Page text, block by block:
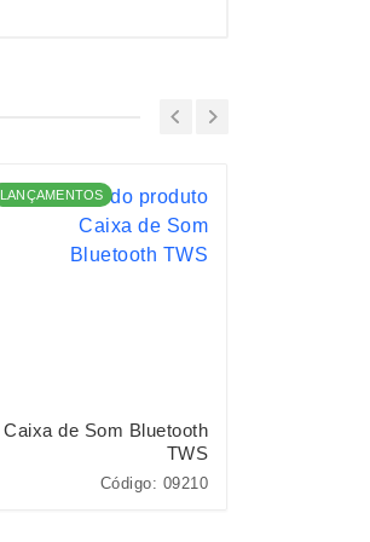
LANÇAMENTOS
Caixa de Som Bluetooth
TWS
Código: 09210